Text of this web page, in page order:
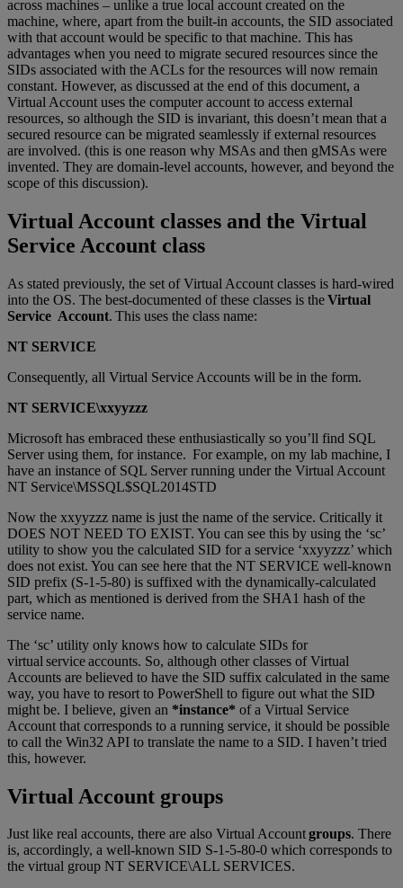
across machines – unlike a true local account created on the
machine, where, apart from the built-in accounts, the SID associated
with that account would be specific to that machine. This has
advantages when you need to migrate secured resources since the
SIDs associated with the ACLs for the resources will now remain
constant. However, as discussed at the end of this document, a
Virtual Account uses the computer account to access external
resources, so although the SID is invariant, this doesn’t mean that a
secured resource can be migrated seamlessly if external resources
are involved. (this is one reason why MSAs and then gMSAs were
invented. They are domain-level accounts, however, and beyond the
scope of this discussion).
Virtual Account classes and the Virtual
Service Account class
As stated previously, the set of Virtual Account classes is hard-wired
into the OS. The best-documented of these classes is theVirtual
Service Account. This uses the class name:
NT SERVICE
Consequently, all Virtual Service Accounts will be in the form.
NT SERVICE\xxyyzzz
Microsoft has embraced these enthusiastically so you’ll find SQL
Server using them, for instance. For example, on my lab machine, I
have an instance of SQL Server running under the Virtual Account
NT Service\MSSQL$SQL2014STD
Now the xxyyzzz name is just the name of the service. Critically it
DOES NOT NEED TO EXIST. You can see this by using the ‘sc’
utility to show you the calculated SID for a service ‘xxyyzzz’ which
does not exist. You can see here that the NT SERVICE well-known
SID prefix (S-1-5-80) is suffixed with the dynamically-calculated
part, which as mentioned is derived from the SHA1 hash of the
service name.
The ‘sc’ utility only knows how to calculate SIDs for
virtual service accounts. So, although other classes of Virtual
Accounts are believed to have the SID suffix calculated in the same
way, you have to resort to PowerShell to figure out what the SID
might be. I believe, given an *instance* of a Virtual Service
Account that corresponds to a running service, it should be possible
to call the Win32 API to translate the name to a SID. I haven’t tried
this, however.
Virtual Account groups
Just like real accounts, there are also Virtual Accountgroups. There
is, accordingly, a well-known SID S-1-5-80-0 which corresponds to
the virtual group NT SERVICE\ALL SERVICES.